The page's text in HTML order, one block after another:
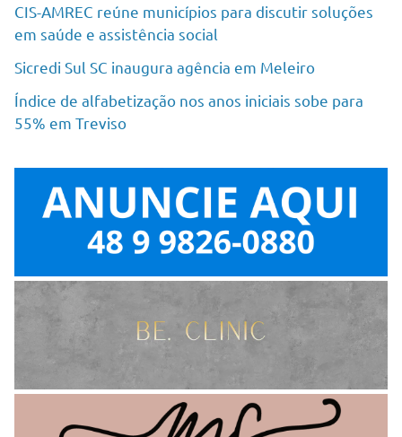
CIS-AMREC reúne municípios para discutir soluções
em saúde e assistência social
Sicredi Sul SC inaugura agência em Meleiro
Índice de alfabetização nos anos iniciais sobe para
55% em Treviso